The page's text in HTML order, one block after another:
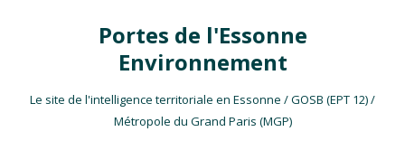
Portes de l'Essonne
Environnement
Le site de l'intelligence territoriale en Essonne / GOSB (EPT 12) /
Métropole du Grand Paris (MGP)